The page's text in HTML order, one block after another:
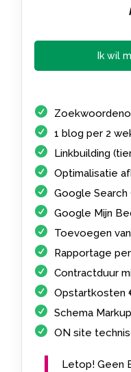
Ik wil
1 blog per 2
Linkbuilding
Optimalisatie
Google Search
Google Mijn
Toevoegen
Rapportage
Contractduur
Opstartkosten
Schema Markup
ON site
Letop! Geen